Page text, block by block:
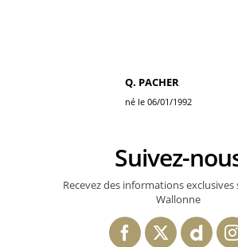
Q. PACHER
né le 06/01/1992
Suivez-
Recevez des informations exclusives
Wallonne